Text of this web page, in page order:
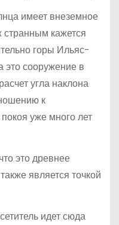
имеет внеземное
кажется
горы Ильяс-
это сооружение в
угла наклона
к
уже много лет
это древнее
является точкой
идет сюда